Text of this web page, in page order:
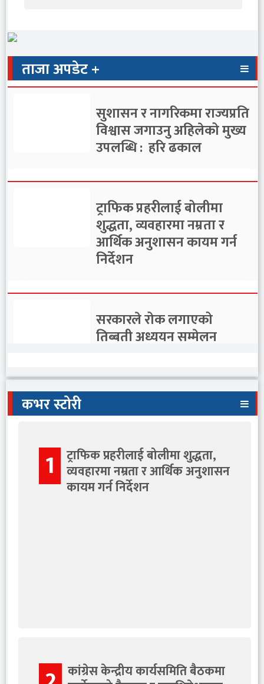
ताजा अपडेट +
सुशासन र नागरिकमा राज्यप्रति
विश्वास जगाउनु अहिलेको मुख्य
उपलब्धि : हरि ढकाल
ट्राफिक प्रहरीलाई बोलीमा
शुद्धता, व्यवहारमा नम्रता र
आर्थिक अनुशासन कायम गर्न
निर्देशन
सरकारले रोक लगाएको
तिब्बती अध्ययन सम्मेलन
कांग्रेस केन्द्रीय कार्यसमिति
महाधिवेशनका एजेन्डामा
छलफल हुने
कभर स्टोरी
1 ट्राफिक प्रहरीलाई बोलीमा शुद्धता,
व्यवहारमा नम्रता र आर्थिक अनुशासन
कायम गर्न निर्देशन
कांग्रेस केन्द्रीय कार्यसमिति बैठकमा